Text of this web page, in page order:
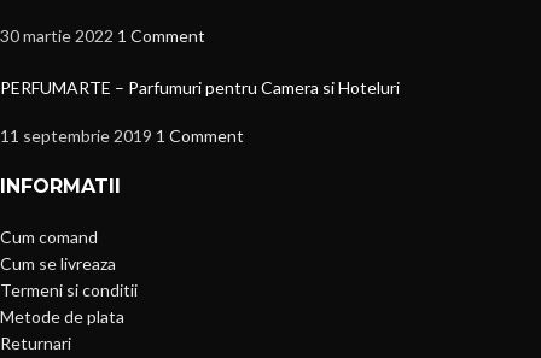
30 martie 2022 1 Comment
PERFUMARTE – Parfumuri pentru Camera si Hoteluri
11 septembrie 2019 1 Comment
INFORMATII
Cum comand
Cum se livreaza
Termeni si conditii
Metode de plata
Returnari